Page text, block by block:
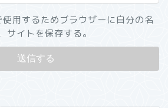
用するためブラウザーに自分の名
サイトを保存する。